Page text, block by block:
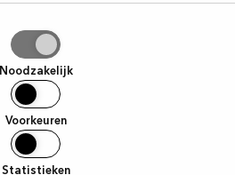
Noodzakelijk
Voorkeuren
Statistieken